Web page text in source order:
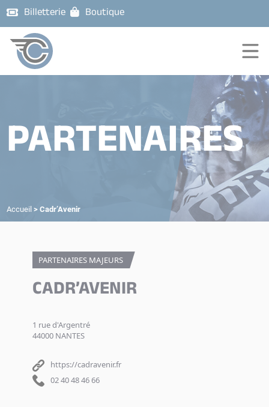
Billetterie Boutique
PARTENAIRES
Accueil >Cadr’Avenir
PARTENAIRES MAJEURS
CADR’AVENIR
1 rue d'Argentré
44000 NANTES
https://cadravenir.fr
02 40 48 46 66